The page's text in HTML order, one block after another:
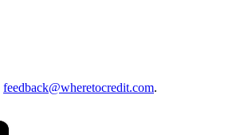
feedback@wheretocredit.com.
×